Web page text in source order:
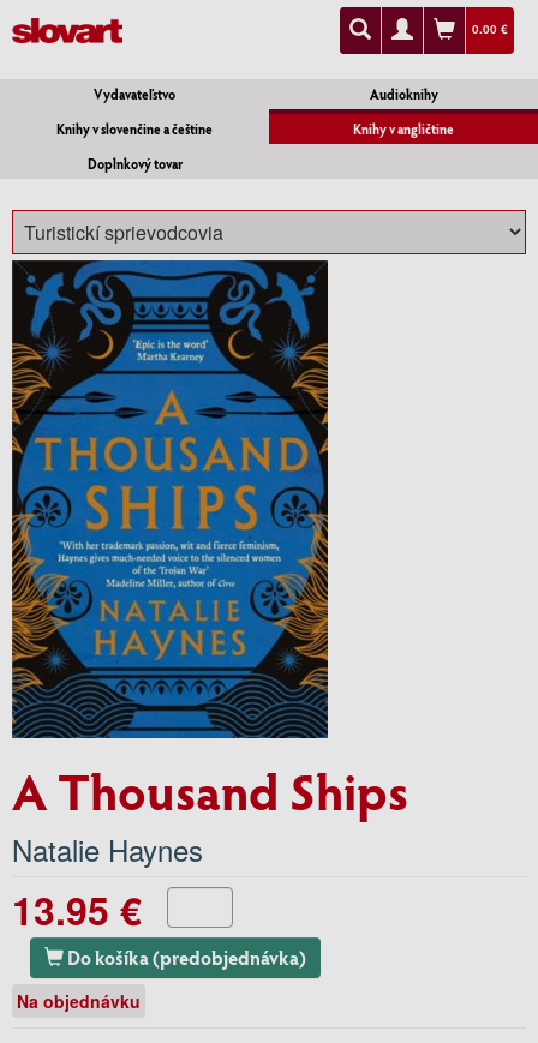
0.00 €
Vydavateľstvo
Audioknihy
Knihy v slovenčine a češtine
Knihy v angličtine
Doplnkový tovar
A Thousand Ships
Natalie Haynes
13.95 €
Do košíka (predobjednávka)
Na objednávku